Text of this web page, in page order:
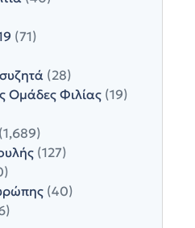
(71)
(28)
Ομάδες Φιλίας(19)
(127)
(40)